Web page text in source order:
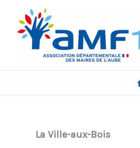
contenu
La Ville-aux-Bois